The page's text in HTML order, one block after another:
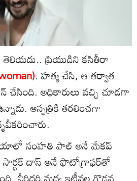
ప్రియుడిని కసితీరా
. హత్య చేసి, ఆ తర్వాత
చేసింది. అధికారులు వచ్చి చూడగా
ఆస్పత్రికి తరలించగా
సంహతి పాల్ అనే మేకప్
సార్ధక్ దాస్ అనే ఫొటోగ్రాఫర్‌తో